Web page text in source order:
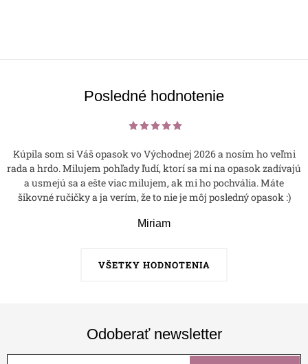
Posledné hodnotenie
VŠETKY HODNOTENIA
Kúpila som si Váš opasok vo Východnej 2026 a nosím ho veľmi
rada a hrdo. Milujem pohľady ľudí, ktorí sa mi na opasok zadívajú
a usmejú sa a ešte viac milujem, ak mi ho pochvália. Máte
šikovné ručičky a ja verím, že to nie je môj posledný opasok :)
Miriam
Odoberať newsletter